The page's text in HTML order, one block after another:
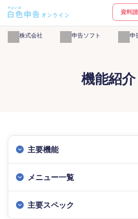
資料
弥生株式会社 確定申告ソフト 白色
機能紹介
主要機能
メニュー一覧
主要スペック